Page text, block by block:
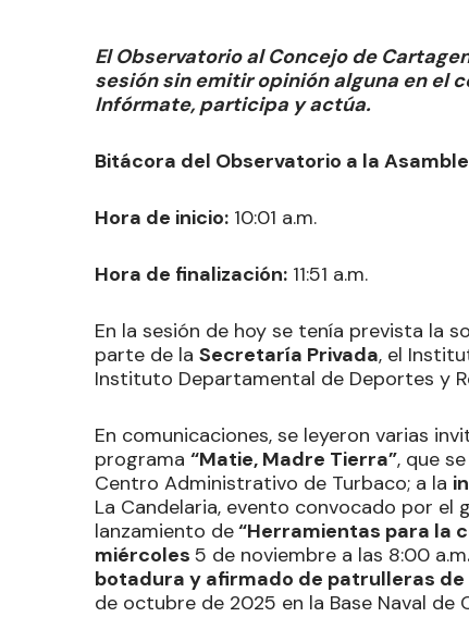
El Observatorio al Concejo de
sesión sin emitir opinión alguna en el
Infórmate, participa y actúa.
Bitácora del Observatorio a la
Hora de inicio: 10:01 a.m.
Hora de finalización: 11:51 a.m.
En la sesión de hoy se tenía prevista la
parte de la Secretaría Privada, el
Instituto Departamental de Deportes y
En comunicaciones, se leyeron varias
programa “Matie, Madre Tierra”, que
Centro Administrativo de Turbaco; a la
La Candelaria, evento convocado por el
lanzamiento de“Herramientas para la
miércoles 5 de noviembre a las 8:00 a.m
botadura y afirmado de patrulleras de
de octubre de 2025 en la Base Naval de